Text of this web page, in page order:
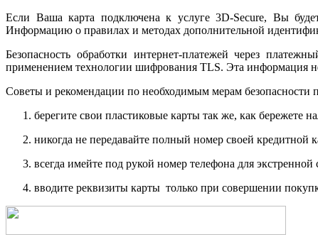
Если Ваша карта подключена к услуге 3D-Secure, Вы
Информацию о правилах и методах дополнительной
Безопасность обработки интернет-платежей через
применением технологии шифрования TLS. Эта информация
Советы и рекомендации по необходимым мерам безопасности
берегите свои пластиковые карты так же, как бережете
никогда не передавайте полный номер своей
всегда имейте под рукой номер телефона для
вводите реквизиты карты только при совершении